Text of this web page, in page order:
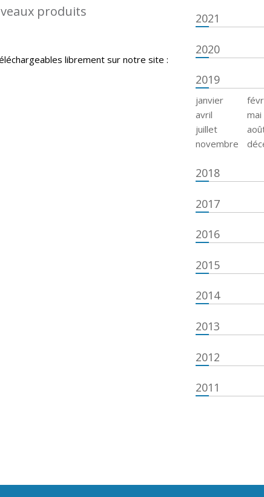
produits
librement sur notre site :
2021
2020
2019
janvier
avril
mai
juillet
novembre
2018
2017
2016
2015
2014
2013
2012
2011